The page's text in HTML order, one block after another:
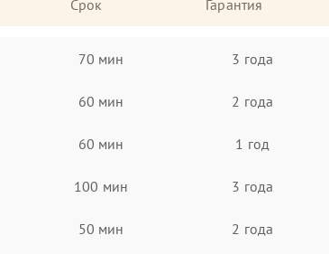
Срок Гарантия
70 мин 3 года
60 мин 2 года
60 мин 1 год
100 мин 3 года
50 мин 2 года